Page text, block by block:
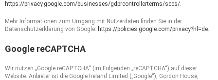
https://privacy.google.com/businesses/gdprcontrollerterms/sccs/.
Mehr Informationen zum Umgang mit Nutzerdaten finden Sie in der
Datenschutzerklärung von Google: https://policies.google.com/privacy?hl=de.
Google reCAPTCHA
Wir nutzen „Google reCAPTCHA“ (im Folgenden „reCAPTCHA“) auf dieser
Website. Anbieter ist die Google Ireland Limited („Google“), Gordon House,